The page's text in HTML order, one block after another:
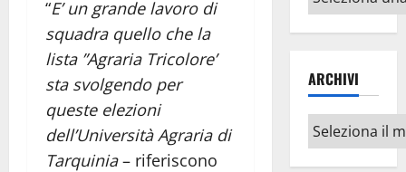
“E’ un grande lavoro di
squadra quello che la
lista ”Agraria Tricolore’
sta svolgendo per
queste elezioni
dell’Università Agraria di
Tarquinia– riferiscono
argomenti
ARCHIVI
Archivi